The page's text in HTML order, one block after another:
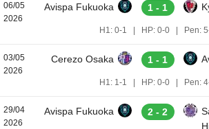
06/05
2026
Avispa Fukuoka 1 - 1
H1: 0-1 HP: 0-0 Pen:
03/05
2026
Cerezo Osaka 1 - 1
H1: 1-1 HP: 0-0 Pen:
29/04
2026
Avispa Fukuoka 2 - 2